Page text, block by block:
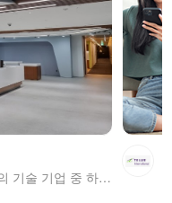
Dell Technologies는 세계 최고의 기술 기업 중 하나로서 탁월한 역량을 발판으로 삼아 인류의 삶을 변화시키고자 노력하고 있다. 하이브리드 클라우드 솔루션에서 HPC(High Performance Computing), 원대한 사회 공헌 플랜 그리고 환경 보호 및 지속 가능한 발전을 위한 사업에 이르기까지, Dell Technologies가 펼치는 모든 활동은 전 세계 모든 사람들에게 영향을 미치고 있다.